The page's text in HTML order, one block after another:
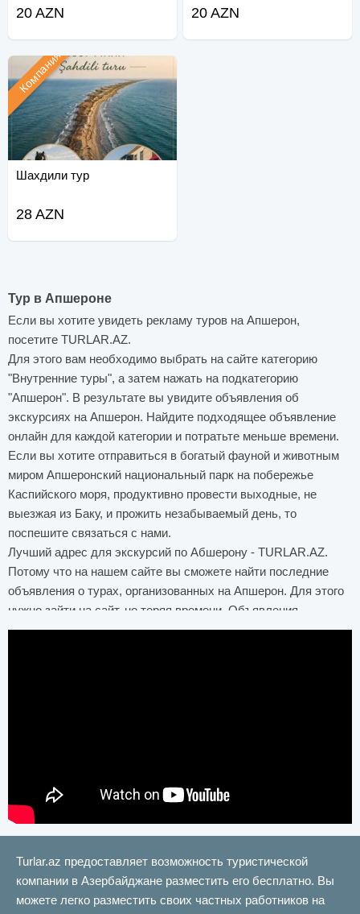
20 AZN
национальному парку
20 AZN
Шахдили тур
Компания
28 AZN
Тур в Апшероне
Если вы хотите увидеть рекламу туров на Апшерон,
посетите TURLAR.AZ.
Для этого вам необходимо выбрать на сайте категорию
"Внутренние туры", а затем нажать на подкатегорию
"Апшерон". В результате вы увидите объявления об
экскурсиях на Апшерон. Найдите подходящее объявление
онлайн для каждой категории и потратьте меньше времени.
Если вы хотите отправиться в богатый фауной и животным
миром Апшеронский национальный парк на побережье
Каспийского моря, продуктивно провести выходные, не
выезжая из Баку, и прожить незабываемый день, то
поспешите связаться с нами.
Лучший адрес для экскурсий по Абшерону - TURLAR.AZ.
Потому что на нашем сайте вы сможете найти последние
объявления о турах, организованных на Апшерон. Для этого
нужно зайти на сайт, не теряя времени. Объявления
обновляются ежедневно, то есть оперативно. В объявлениях
написаны в объявлениях. Если у вас возникнут вопросы, вы
можете набрать контактные телефоны в объявлениях. Мы
рекомендуем вам посетить нас для получения последних
Turlar.az предоставляет возможность туристической
компании в Азербайджане разместить его бесплатно. Вы
можете легко разместить своих частных работников на